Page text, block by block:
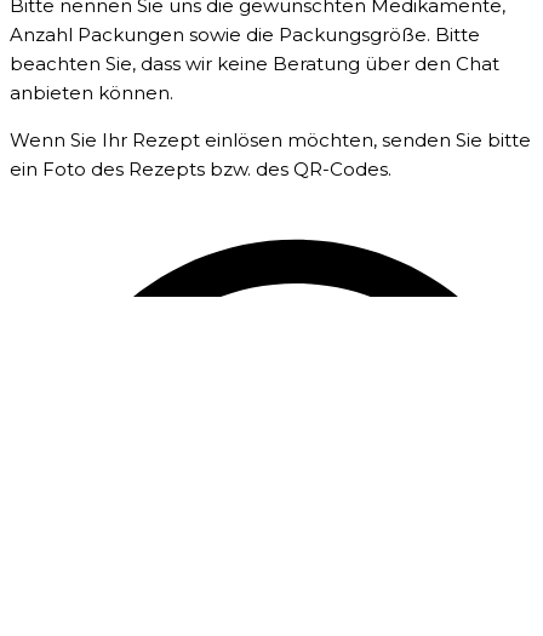
Bitte nennen Sie uns die gewünschten Medikamente,
Anzahl Packungen sowie die Packungsgröße. Bitte
beachten Sie, dass wir keine Beratung über den Chat
anbieten können.
Wenn Sie Ihr Rezept einlösen möchten, senden Sie bitte
ein Foto des Rezepts bzw. des QR-Codes.